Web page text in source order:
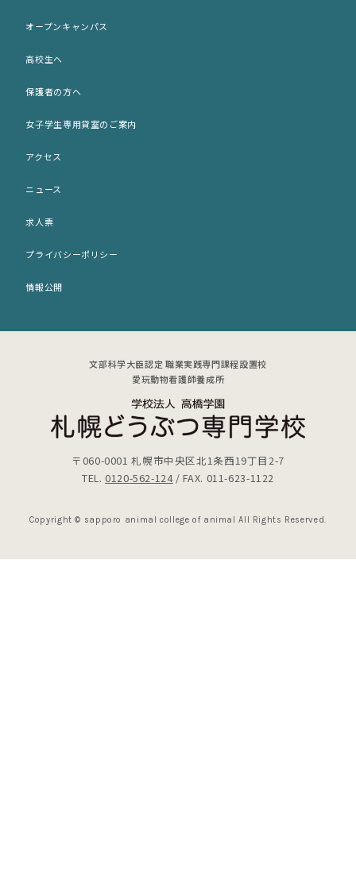
AO面談申込フォーム
AO選考エントリーシート (印刷用)
出願願書 (印刷用)
歴史・沿革
施設紹介
アクセス
オープンキャンパス
高校生へ
保護者の方へ
女子学生専用貸室のご案内
アクセス
ニュース
求人票
プライバシーポリシー
情報公開
文部科学大臣認定 職業実践専門課程設置校
愛玩動物看護師養成所
〒060-0001札幌市中央区北1条西19丁目2-7
TEL. 0120-562-124 / FAX. 011-623-1122
Copyright © sapporo animal college of animal All Rights Reserved.